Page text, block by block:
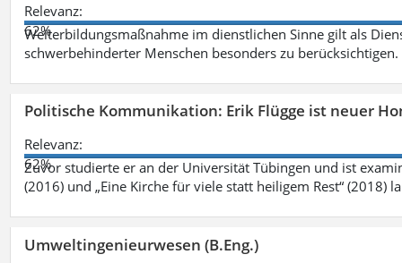
Relevanz:
62%
Weiterbildungsmaßnahme im dienstlichen Sinne gilt als
schwerbehinderter Menschen besonders zu berücksichtigen.
Politische Kommunikation: Erik Flügge ist neuer
Relevanz:
62%
Zuvor studierte er an der Universität Tübingen und ist
(2016) und „Eine Kirche für viele statt heiligem Rest“ (2018)
Umweltingenieurwesen (B.Eng.)